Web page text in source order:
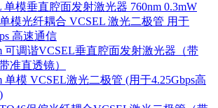
单模垂直腔面发射激光器 760nm 0.3mW
模光纤耦合 VCSEL 激光二极管 用于
高速通信
可调谐VCSEL垂直腔面发射激光器（带
准直透镜）
单模 VCSEL激光二极管 (用于4.25Gbps高